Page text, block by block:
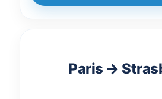
Paris →